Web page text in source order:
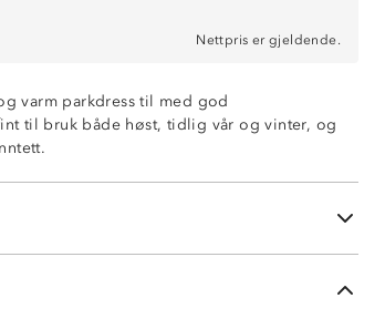
Nettpris er gjeldende.
varm parkdress til med god
til bruk både høst, tidlig vår og vinter, og